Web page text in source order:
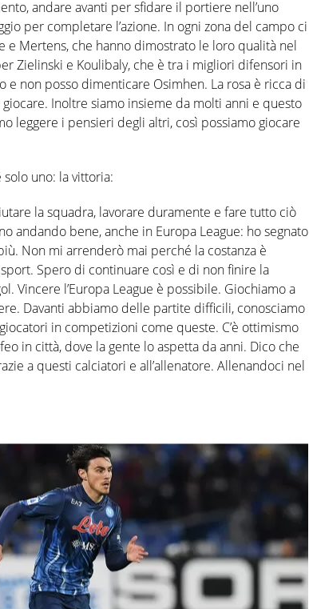
andare avanti per sfidare il portiere nell’uno
per completare l’azione. In ogni zona del campo ci
e Mertens, che hanno dimostrato le loro qualità nel
Zielinski e Koulibaly, che è tra i migliori difensori in
e non posso dimenticare Osimhen. La rosa è ricca di
Inoltre siamo insieme da molti anni e questo
leggere i pensieri degli altri, così possiamo giocare
solo uno: la vittoria:
la squadra, lavorare duramente e fare tutto ciò
andando bene, anche in Europa League: ho segnato
Non mi arrenderò mai perché la costanza è
Spero di continuare così e di non finire la
Vincere l’Europa League è possibile. Giochiamo a
Davanti abbiamo delle partite difficili, conosciamo
in competizioni come queste. C’è ottimismo
in città, dove la gente lo aspetta da anni. Dico che
a questi calciatori e all’allenatore. Allenandoci nel